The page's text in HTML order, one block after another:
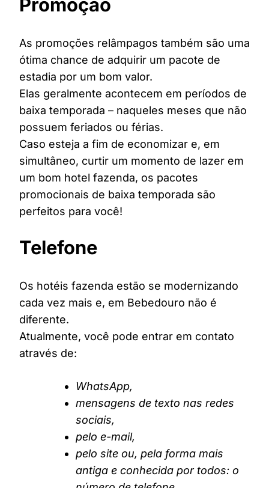
Promoção
As promoções relâmpagos também são uma
ótima chance de adquirir um pacote de
estadia por um bom valor.
Elas geralmente acontecem em períodos de
baixa temporada – naqueles meses que não
possuem feriados ou férias.
Caso esteja a fim de economizar e, em
simultâneo, curtir um momento de lazer em
um bom hotel fazenda, os pacotes
promocionais de baixa temporada são
perfeitos para você!
Telefone
Os hotéis fazenda estão se modernizando
cada vez mais e, em Bebedouro não é
diferente.
Atualmente, você pode entrar em contato
através de:
WhatsApp,
mensagens de texto nas redes
sociais,
pelo e-mail,
pelo site ou, pela forma mais
antiga e conhecida por todos: o